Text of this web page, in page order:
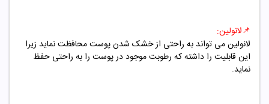
📌لانولین:
لانولین می تواند به راحتی از خشک شدن پوست محافظت نماید زیرا
این قابلیت را داشته که رطوبت موجود در پوست را به راحتی حفظ
نماید.